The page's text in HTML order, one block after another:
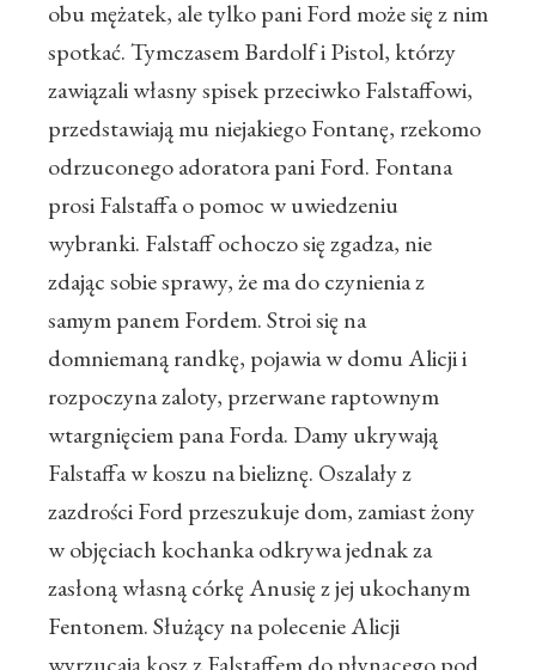
obu mężatek, ale tylko pani Ford może się z nim
spotkać. Tymczasem Bardolf i Pistol, którzy
zawiązali własny spisek przeciwko Falstaffowi,
przedstawiają mu niejakiego Fontanę, rzekomo
odrzuconego adoratora pani Ford. Fontana
prosi Falstaffa o pomoc w uwiedzeniu
wybranki. Falstaff ochoczo się zgadza, nie
zdając sobie sprawy, że ma do czynienia z
samym panem Fordem. Stroi się na
domniemaną randkę, pojawia w domu Alicji i
rozpoczyna zaloty, przerwane raptownym
wtargnięciem pana Forda. Damy ukrywają
Falstaffa w koszu na bieliznę. Oszalały z
zazdrości Ford przeszukuje dom, zamiast żony
w objęciach kochanka odkrywa jednak za
zasłoną własną córkę Anusię z jej ukochanym
Fentonem. Służący na polecenie Alicji